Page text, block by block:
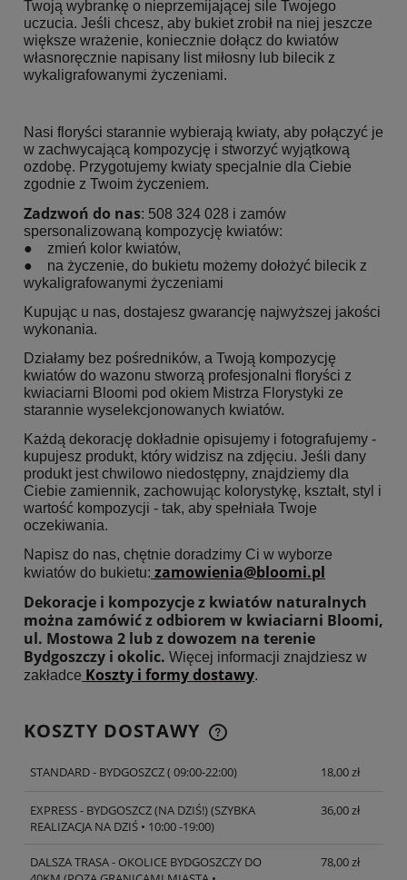
Twoją wybrankę o nieprzemijającej sile Twojego
uczucia. Jeśli chcesz, aby bukiet zrobił na niej jeszcze
większe wrażenie, koniecznie dołącz do kwiatów
własnoręcznie napisany list miłosny lub bilecik z
wykaligrafowanymi życzeniami.
Nasi floryści starannie wybierają kwiaty, aby połączyć je
w zachwycającą kompozycję i stworzyć wyjątkową
ozdobę. Przygotujemy kwiaty specjalnie dla Ciebie
zgodnie z Twoim życzeniem.
Zadzwoń do nas: 508 324 028 i zamów
spersonalizowaną kompozycję kwiatów:
● zmień kolor kwiatów,
● na życzenie, do bukietu możemy dołożyć bilecik z
wykaligrafowanymi życzeniami
Kupując u nas, dostajesz gwarancję najwyższej jakości
wykonania.
Działamy bez pośredników, a Twoją kompozycję
kwiatów do wazonu stworzą profesjonalni floryści z
kwiaciarni Bloomi pod okiem Mistrza Florystyki ze
starannie wyselekcjonowanych kwiatów.
Każdą dekorację dokładnie opisujemy i fotografujemy -
kupujesz produkt, który widzisz na zdjęciu. Jeśli dany
produkt jest chwilowo niedostępny, znajdziemy dla
Ciebie zamiennik, zachowując kolorystykę, kształt, styl i
wartość kompozycji - tak, aby spełniała Twoje
oczekiwania.
Napisz do nas, chętnie doradzimy Ci w wyborze
kwiatów do bukietu: zamowienia@bloomi.pl
Dekoracje i kompozycje z kwiatów naturalnych
można zamówić z odbiorem w kwiaciarni Bloomi,
ul. Mostowa 2 lub z dowozem na terenie
Bydgoszczy i okolic. Więcej informacji znajdziesz w
zakładce Koszty i formy dostawy.
KOSZTY DOSTAWY
CENA NIE ZAWIERA EWENTUALNYCH KOSZTÓW
STANDARD - BYDGOSZCZ( 09:00-22:00) 18,00 zł
EXPRESS - BYDGOSZCZ (NA DZIŚ!)(SZYBKA
REALIZACJA NA DZIŚ • 10:00 -19:00)
36,00 zł
DALSZA TRASA - OKOLICE BYDGOSZCZY DO
78,00 zł